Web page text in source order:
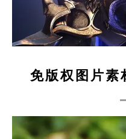
免版权图片